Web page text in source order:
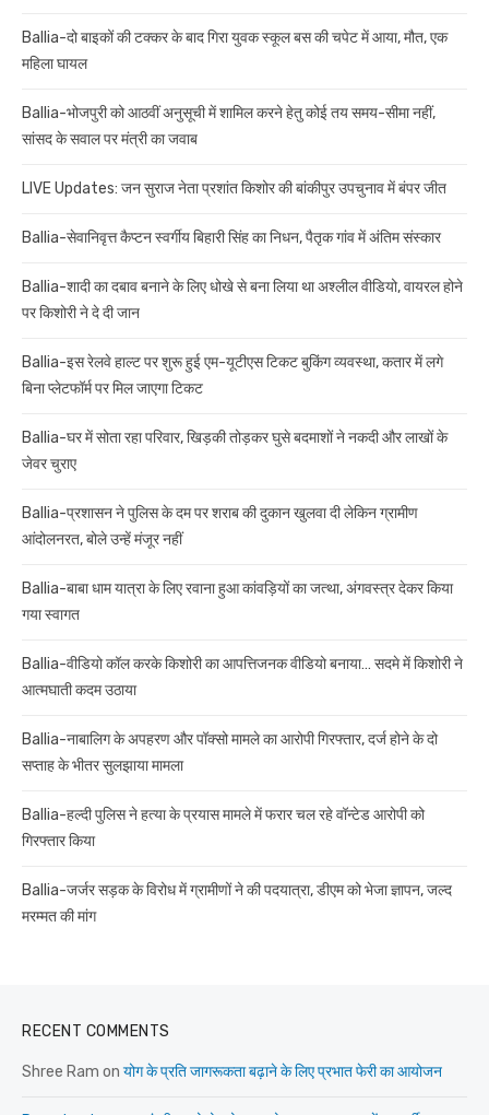
Ballia-दो बाइकों की टक्कर के बाद गिरा युवक स्कूल बस की चपेट में आया, मौत, एक
महिला घायल
Ballia-भोजपुरी को आठवीं अनुसूची में शामिल करने हेतु कोई तय समय-सीमा नहीं,
सांसद के सवाल पर मंत्री का जवाब
LIVE Updates: जन सुराज नेता प्रशांत किशोर की बांकीपुर उपचुनाव में बंपर जीत
Ballia-सेवानिवृत्त कैप्टन स्वर्गीय बिहारी सिंह का निधन, पैतृक गांव में अंतिम संस्कार
Ballia-शादी का दबाव बनाने के लिए धोखे से बना लिया था अश्लील वीडियो, वायरल होने
पर किशोरी ने दे दी जान
Ballia-इस रेलवे हाल्ट पर शुरू हुई एम-यूटीएस टिकट बुकिंग व्यवस्था, कतार में लगे
बिना प्लेटफॉर्म पर मिल जाएगा टिकट
Ballia-घर में सोता रहा परिवार, खिड़की तोड़कर घुसे बदमाशों ने नकदी और लाखों के
जेवर चुराए
Ballia-प्रशासन ने पुलिस के दम पर शराब की दुकान खुलवा दी लेकिन ग्रामीण
आंदोलनरत, बोले उन्हें मंजूर नहीं
Ballia-बाबा धाम यात्रा के लिए रवाना हुआ कांवड़ियों का जत्था, अंगवस्त्र देकर किया
गया स्वागत
Ballia-वीडियो कॉल करके किशोरी का आपत्तिजनक वीडियो बनाया… सदमे में किशोरी ने
आत्मघाती कदम उठाया
Ballia-नाबालिग के अपहरण और पॉक्सो मामले का आरोपी गिरफ्तार, दर्ज होने के दो
सप्ताह के भीतर सुलझाया मामला
Ballia-हल्दी पुलिस ने हत्या के प्रयास मामले में फरार चल रहे वॉन्टेड आरोपी को
गिरफ्तार किया
Ballia-जर्जर सड़क के विरोध में ग्रामीणों ने की पदयात्रा, डीएम को भेजा ज्ञापन, जल्द
मरम्मत की मांग
RECENT COMMENTS
Shree Ram on योग के प्रति जागरूकता बढ़ाने के लिए प्रभात फेरी का आयोजन